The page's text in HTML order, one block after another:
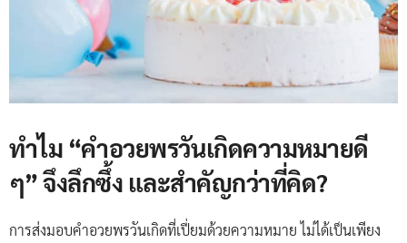
ทำไม “คำอวยพรวันเกิดความหมายดี
ๆ” จึงลึกซึ้ง และสำคัญกว่าที่คิด?
การส่งมอบคำอวยพรวันเกิดที่เปี่ยมด้วยความหมาย ไม่ได้เป็นเพียง